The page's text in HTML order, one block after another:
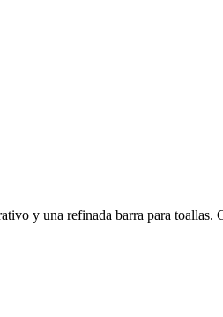
y una refinada barra para